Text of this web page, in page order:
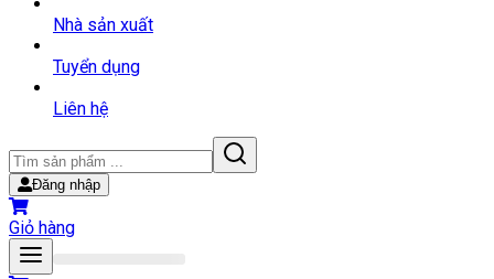
Nhà sản xuất
Tuyển dụng
Liên hệ
Đăng nhập
Giỏ hàng